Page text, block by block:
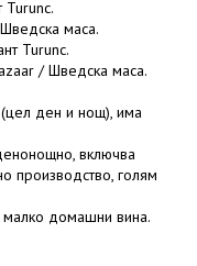
маса.
Turunc.
/ Шведска маса.
ден и нощ), има
включва
производство, голям
малко домашни вина.